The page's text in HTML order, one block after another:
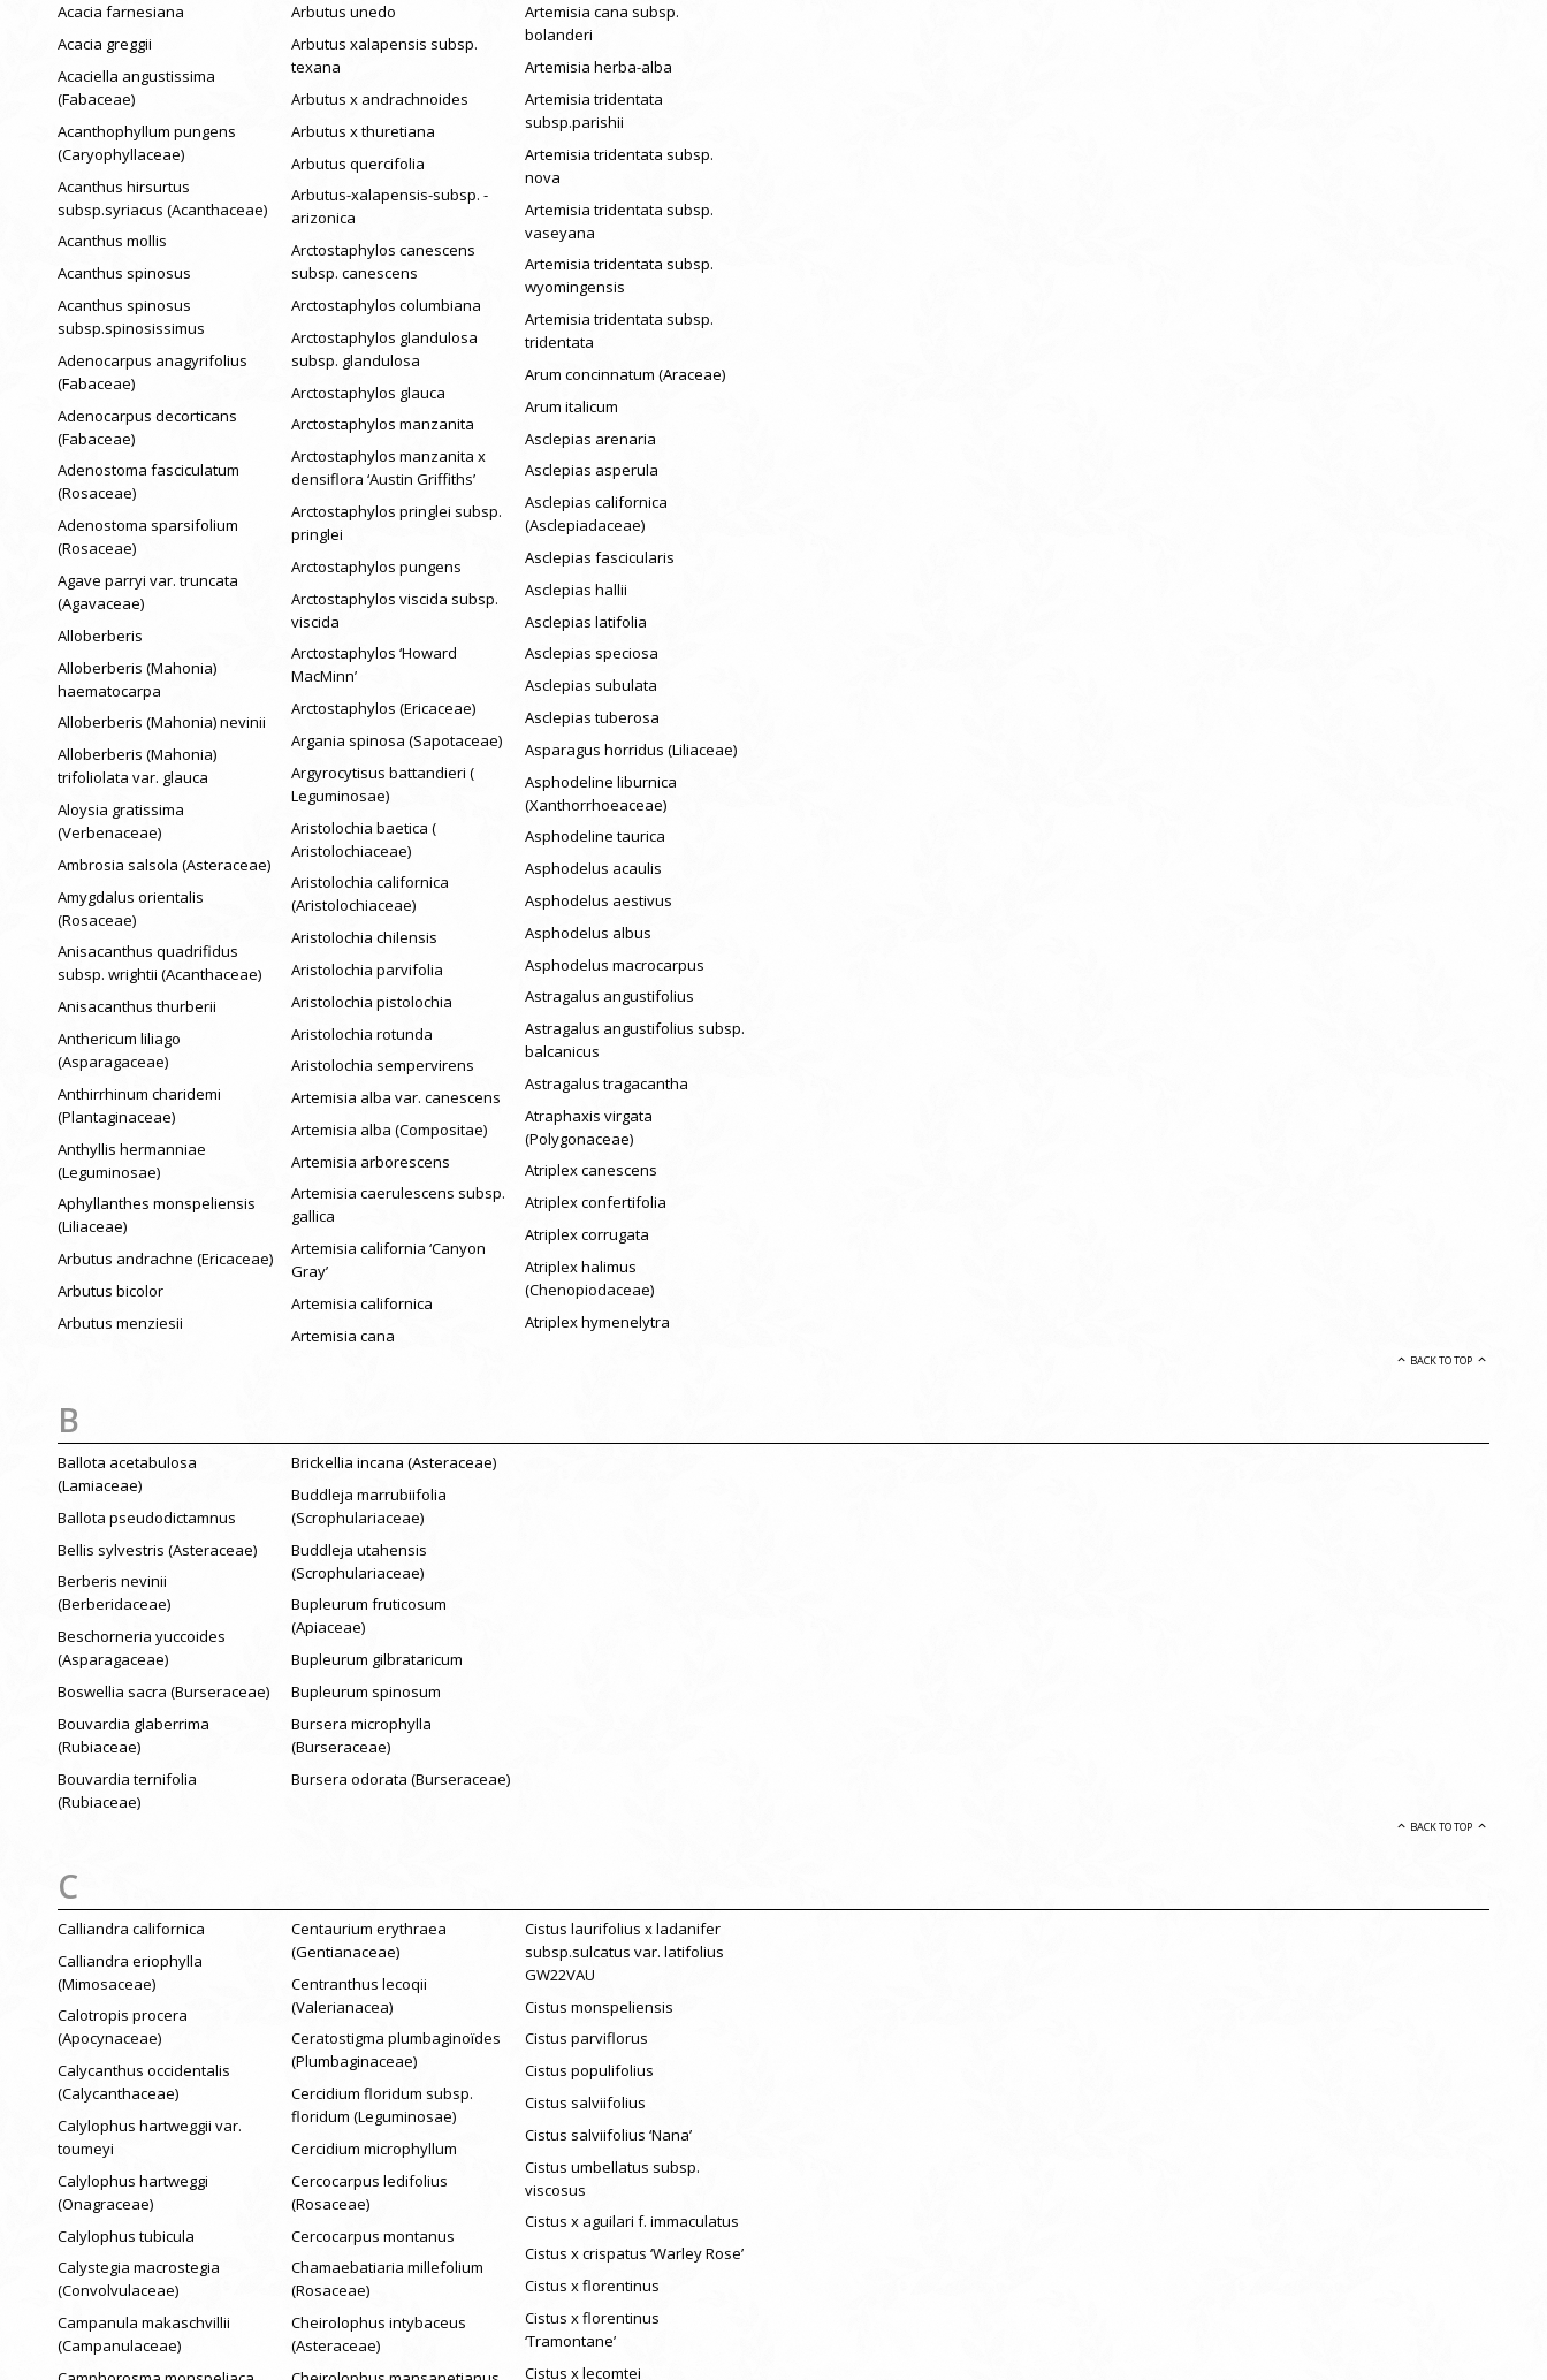
Acacia farnesiana
Acacia greggii
Acaciella angustissima
(Fabaceae)
Acanthophyllum pungens
(Caryophyllaceae)
Acanthus hirsurtus
subsp.syriacus (Acanthaceae)
Acanthus mollis
Acanthus spinosus
Acanthus spinosus
subsp.spinosissimus
Adenocarpus anagyrifolius
(Fabaceae)
Adenocarpus decorticans
(Fabaceae)
Adenostoma fasciculatum
(Rosaceae)
Adenostoma sparsifolium
(Rosaceae)
Agave parryi var. truncata
(Agavaceae)
Alloberberis
Alloberberis (Mahonia)
haematocarpa
Alloberberis (Mahonia) nevinii
Alloberberis (Mahonia)
trifoliolata var. glauca
Aloysia gratissima
(Verbenaceae)
Ambrosia salsola (Asteraceae)
Amygdalus orientalis
(Rosaceae)
Anisacanthus quadrifidus
subsp. wrightii (Acanthaceae)
Anisacanthus thurberii
Anthericum liliago
(Asparagaceae)
Anthirrhinum charidemi
(Plantaginaceae)
Anthyllis hermanniae
(Leguminosae)
Aphyllanthes monspeliensis
(Liliaceae)
Arbutus andrachne (Ericaceae)
Arbutus bicolor
Arbutus menziesii
Arbutus unedo
Arbutus xalapensis subsp.
texana
Arbutus x andrachnoides
Arbutus x thuretiana
Arbutus quercifolia
Arbutus-xalapensis-subsp. -
arizonica
Arctostaphylos canescens
subsp. canescens
Arctostaphylos columbiana
Arctostaphylos glandulosa
subsp. glandulosa
Arctostaphylos glauca
Arctostaphylos manzanita
Arctostaphylos manzanita x
densiflora ‘Austin Griffiths’
Arctostaphylos pringlei subsp.
pringlei
Arctostaphylos pungens
Arctostaphylos viscida subsp.
viscida
Arctostaphylos ‘Howard
MacMinn’
Arctostaphylos (Ericaceae)
Argania spinosa (Sapotaceae)
Argyrocytisus battandieri (
Leguminosae)
Aristolochia baetica (
Aristolochiaceae)
Aristolochia californica
(Aristolochiaceae)
Aristolochia chilensis
Aristolochia parvifolia
Aristolochia pistolochia
Aristolochia rotunda
Aristolochia sempervirens
Artemisia alba var. canescens
Artemisia alba (Compositae)
Artemisia arborescens
Artemisia caerulescens subsp.
gallica
Artemisia california ‘Canyon
Gray’
Artemisia californica
Artemisia cana
Artemisia cana subsp.
bolanderi
Artemisia herba-alba
Artemisia tridentata
subsp.parishii
Artemisia tridentata subsp.
nova
Artemisia tridentata subsp.
vaseyana
Artemisia tridentata subsp.
wyomingensis
Artemisia tridentata subsp.
tridentata
Arum concinnatum (Araceae)
Arum italicum
Asclepias arenaria
Asclepias asperula
Asclepias californica
(Asclepiadaceae)
Asclepias fascicularis
Asclepias hallii
Asclepias latifolia
Asclepias speciosa
Asclepias subulata
Asclepias tuberosa
Asparagus horridus (Liliaceae)
Asphodeline liburnica
(Xanthorrhoeaceae)
Asphodeline taurica
Asphodelus acaulis
Asphodelus aestivus
Asphodelus albus
Asphodelus macrocarpus
Astragalus angustifolius
Astragalus angustifolius subsp.
balcanicus
Astragalus tragacantha
Atraphaxis virgata
(Polygonaceae)
Atriplex canescens
Atriplex confertifolia
Atriplex corrugata
Atriplex halimus
(Chenopiodaceae)
Atriplex hymenelytra
BACK TO TOP
B
Ballota acetabulosa
(Lamiaceae)
Ballota pseudodictamnus
Bellis sylvestris (Asteraceae)
Berberis nevinii
(Berberidaceae)
Beschorneria yuccoides
(Asparagaceae)
Boswellia sacra (Burseraceae)
Bouvardia glaberrima
(Rubiaceae)
Bouvardia ternifolia
(Rubiaceae)
Brickellia incana (Asteraceae)
Buddleja marrubiifolia
(Scrophulariaceae)
Buddleja utahensis
(Scrophulariaceae)
Bupleurum fruticosum
(Apiaceae)
Bupleurum gilbrataricum
Bupleurum spinosum
Bursera microphylla
(Burseraceae)
Bursera odorata (Burseraceae)
BACK TO TOP
C
Calliandra californica
Calliandra eriophylla
(Mimosaceae)
Calotropis procera
(Apocynaceae)
Calycanthus occidentalis
(Calycanthaceae)
Calylophus hartweggii var.
toumeyi
Calylophus hartweggi
(Onagraceae)
Calylophus tubicula
Calystegia macrostegia
(Convolvulaceae)
Campanula makaschvillii
(Campanulaceae)
Centaurium erythraea
(Gentianaceae)
Centranthus lecoqii
(Valerianacea)
Ceratostigma plumbaginoïdes
(Plumbaginaceae)
Cercidium floridum subsp.
floridum (Leguminosae)
Cercidium microphyllum
Cercocarpus ledifolius
(Rosaceae)
Cercocarpus montanus
Chamaebatiaria millefolium
(Rosaceae)
Cheirolophus intybaceus
(Asteraceae)
Cistus laurifolius x ladanifer
subsp.sulcatus var. latifolius
GW22VAU
Cistus monspeliensis
Cistus parviflorus
Cistus populifolius
Cistus salviifolius
Cistus salviifolius ‘Nana’
Cistus umbellatus subsp.
viscosus
Cistus x aguilari f. immaculatus
Cistus x crispatus ‘Warley Rose’
Cistus x florentinus
Cistus x florentinus
‘Tramontane’
Cistus x lecomtei